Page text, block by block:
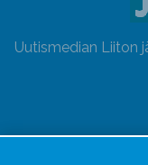
Uutismedian Liiton